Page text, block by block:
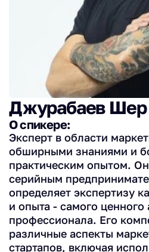
Джурабаев Шер
О спикере:
Эксперт в области
обширными знаниями и
практическим опытом.
серийным
определяет экспертизу
и опыта - самого ценного
профессионала. Его
различные аспекты
стартапов, включая